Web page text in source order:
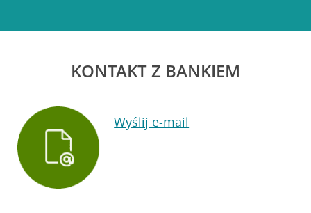
KONTAKT Z BANKIEM
Wyślij e-mail